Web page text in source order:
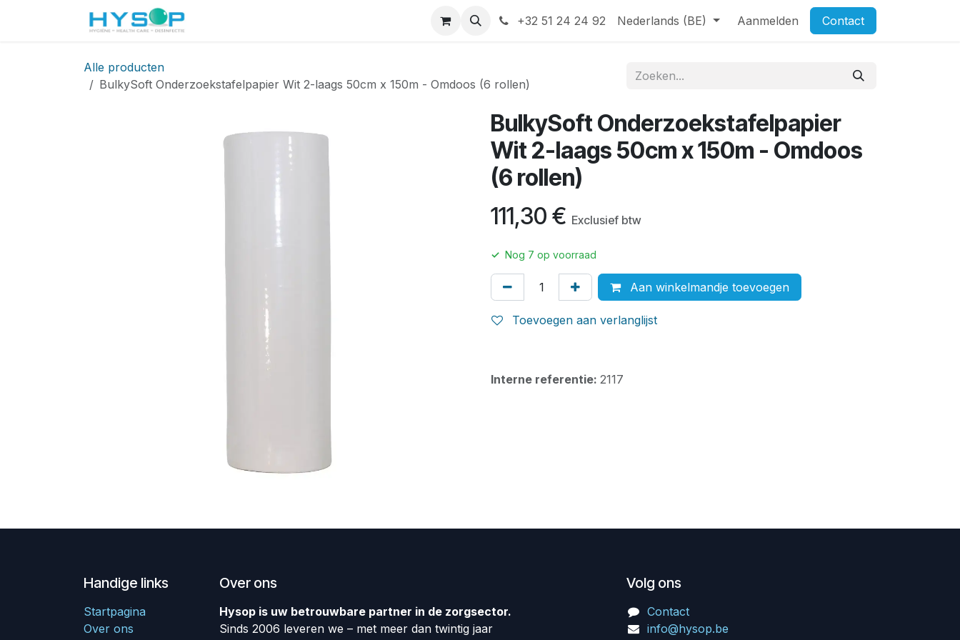
+32 51 24 24 92 Nederlands (BE) Aanmelden Contact
Alle producten
BulkySoft Onderzoekstafelpapier Wit 2-laags 50cm x 150m - Omdoos (6 rollen)
BulkySoft Onderzoekstafelpapier
Wit 2-laags 50cm x 150m - Omdoos
(6 rollen)
111,30 € Exclusief btw
✓ Nog 7 op voorraad
Aan winkelmandje toevoegen
Toevoegen aan verlanglijst
Interne referentie: 2117
Handige links
Startpagina
Over ons
Over ons
Hysop is uw betrouwbare partner in de zorgsector.
Sinds 2006 leveren we – met meer dan twintig jaar
Volg ons
Contact
info@hysop.be